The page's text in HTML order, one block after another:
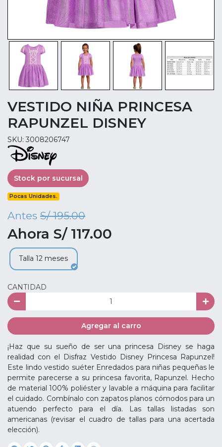
VESTIDO NIÑA PRINCESA
RAPUNZEL DISNEY
SKU: 3008206747
Stock por sucursal
Pocas Unidades.
Antes S/ 195.00
Ahora S/ 117.00
Talla 12 meses
CANTIDAD
Agregar al carro
¡Haz que su sueño de ser una princesa Disney se haga
realidad con el Disfraz Vestido Disney Princesa Rapunzel!
Este lindo vestido suéter Enredados para niñas pequeñas le
permite parecerse a su princesa favorita, Rapunzel. Hecho
de material 100% poliéster y lavable a máquina para facilitar
el cuidado. Combínalo con zapatos planos cómodos para un
atuendo perfecto para el día. Las tallas listadas son
americanas (revisar el cuadro de tallas para una acertada
elección).